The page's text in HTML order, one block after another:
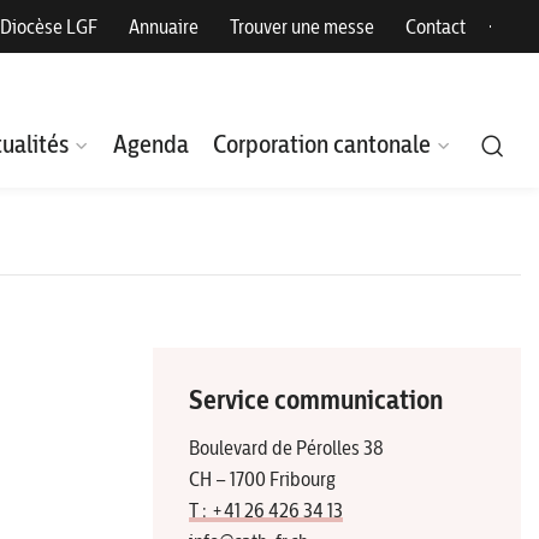
Diocèse LGF Annuaire Trouver une messe Contact
Agenda Corporation cantonale
Service communication
Boulevard de Pérolles 38
CH – 1700 Fribourg
T : +41 26 426 34 13